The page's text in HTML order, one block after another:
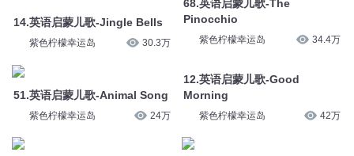
14.英语启蒙儿歌-Jingle Bells
紫色柠檬幸运岛 30.3万
51.英语启蒙儿歌-Animal Song
紫色柠檬幸运岛 24万
68.英语启蒙儿歌-The
Pinocchio
紫色柠檬幸运岛 34.4万
12.英语启蒙儿歌-Good
Morning
紫色柠檬幸运岛 42万